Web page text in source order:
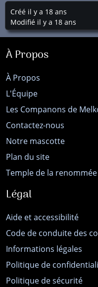
Créé il y a 18 ans
Modifié il y a 18 ans
À Propos
À Propos
L'Équipe
Les Companons de
Contactez-nous
Notre mascotte
Plan du site
Temple de la renommée
Légal
Aide et accessibilité
Code de conduite des
Informations légales
Politique de
Politique de sécurité